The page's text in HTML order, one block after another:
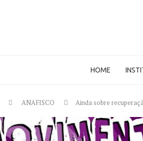
HOME
ANAFISCO Ainda sobre